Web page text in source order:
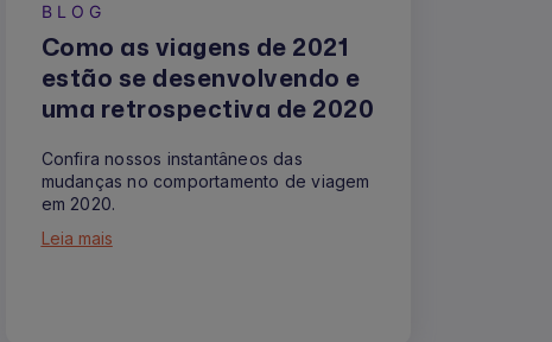
BLOG
Como as viagens de 2021
estão se desenvolvendo e
uma retrospectiva de 2020
Confira nossos instantâneos das
mudanças no comportamento de viagem
em 2020.
Leia mais